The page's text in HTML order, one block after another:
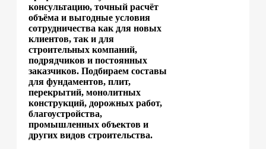
консультацию, точный расчёт
объёма и выгодные условия
сотрудничества как для новых
клиентов, так и для
строительных компаний,
подрядчиков и постоянных
заказчиков. Подбираем составы
для фундаментов, плит,
перекрытий, монолитных
конструкций, дорожных работ,
благоустройства,
промышленных объектов и
других видов строительства.